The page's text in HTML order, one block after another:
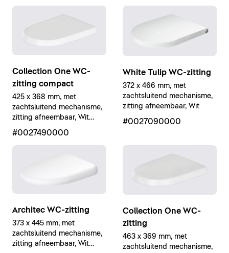
Collection One WC-
zitting compact
425 x 368 mm, met
zachtsluitend mechanisme,
zitting afneembaar, Wit
Hoogglans
#0027490000
White Tulip WC-zitting
372 x 466 mm, met
zachtsluitend mechanisme,
zitting afneembaar, Wit
#0027090000
Architec WC-zitting
373 x 445 mm, met
zachtsluitend mechanisme,
zitting afneembaar, Wit
Collection One WC-
zitting
463 x 369 mm, met
zachtsluitend mechanisme,